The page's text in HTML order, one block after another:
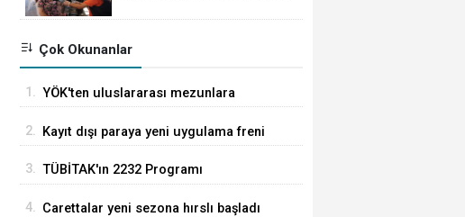
Çok Okunanlar
1. YÖK'ten uluslararası mezunlara
uzatılabilecek
2. Kayıt dışı paraya yeni uygulama freni
3. TÜBİTAK'ın 2232 Programı
4. Carettalar yeni sezona hırslı başladı